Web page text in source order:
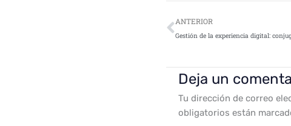
Ant
ANTERIOR
Deja un
Tu dirección de correo
obligatorios están